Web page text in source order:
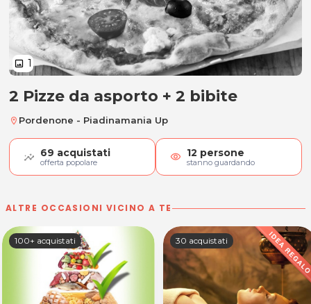
image 1
2 Pizze da asporto + 2 bibite
2 Pizze da asporto + 2 bibite
location_on Pordenone - Piadinamania Up
69 acquistati
offerta popolare visibility 12 persone
stanno guardando
ALTRE OCCASIONI VICINO A TE
100+ acquistati 30 acquistati